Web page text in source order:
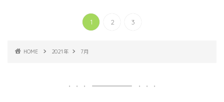
1 2 3
HOME 2021年 7月